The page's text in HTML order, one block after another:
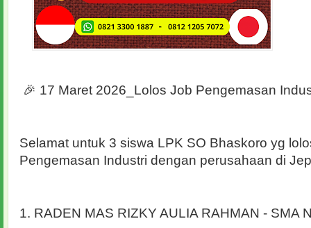
🎉 17 Maret 2026_Lolos Job Pengemasan
Selamat untuk 3 siswa LPK SO Bhaskoro yg
Pengemasan Industri dengan perusahaan di
1. RADEN MAS RIZKY AULIA RAHMAN - SMA